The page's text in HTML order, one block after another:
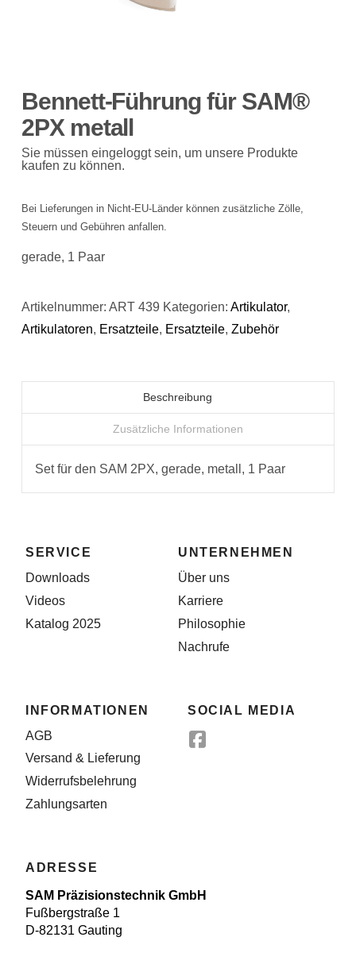
Bennett-Führung für SAM®
2PX metall
Sie müssen eingeloggt sein, um unsere Produkte
kaufen zu können.
Bei Lieferungen in Nicht-EU-Länder können zusätzliche Zölle,
Steuern und Gebühren anfallen.
gerade, 1 Paar
Artikelnummer: ART 439 Kategorien: Artikulator,
Artikulatoren, Ersatzteile, Ersatzteile, Zubehör
Beschreibung
Zusätzliche Informationen
Set für den SAM 2PX, gerade, metall, 1 Paar
SERVICE
Downloads
Videos
Katalog 2025
UNTERNEHMEN
Über uns
Karriere
Philosophie
Nachrufe
INFORMATIONEN
AGB
Versand & Lieferung
Widerrufsbelehrung
Zahlungsarten
SOCIAL MEDIA
ADRESSE
SAM Präzisionstechnik GmbH
Fußbergstraße 1
D-82131 Gauting